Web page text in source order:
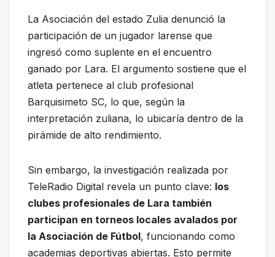
La Asociación del estado Zulia denunció la
participación de un jugador larense que
ingresó como suplente en el encuentro
ganado por Lara. El argumento sostiene que el
atleta pertenece al club profesional
Barquisimeto SC, lo que, según la
interpretación zuliana, lo ubicaría dentro de la
pirámide de alto rendimiento.
Sin embargo, la investigación realizada por
TeleRadio Digital revela un punto clave: los
clubes profesionales de Lara también
participan en torneos locales avalados por
la Asociación de Fútbol, funcionando como
academias deportivas abiertas. Esto permite